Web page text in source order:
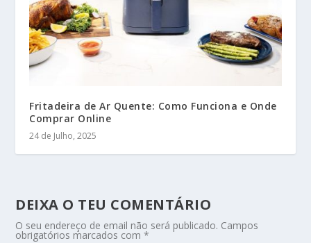
Fritadeira de Ar Quente: Como Funciona e Onde
Comprar Online
24 de Julho, 2025
DEIXA O TEU COMENTÁRIO
O seu endereço de email não será publicado. Campos
obrigatórios marcados com*